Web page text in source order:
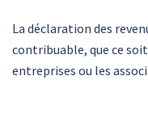
La déclaration des
contribuable, que ce
entreprises ou les